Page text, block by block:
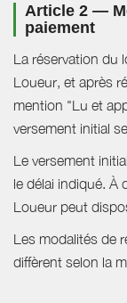
Article 2 —
paiement
La réservation du
Loueur, et après
mention "Lu et
versement initial
Le versement
le délai indiqué. À
Loueur peut
Les modalités de
diffèrent selon la